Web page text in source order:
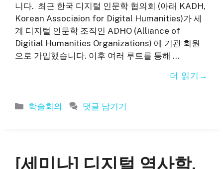
니다. 최근 한국 디지털 인문학 협의회 (아래 KADH,
Korean Associaion for Digital Humanities)가 세
계 디지털 인문학 조직인 ADHO (Alliance of
Digitial Humanities Organizations) 에 기관 회원
으로 가입했습니다. 이후 여러 루트를 통해 …
더 읽기
카
학술회의 댓글 남기기
[세미나] 디지털 역사학,